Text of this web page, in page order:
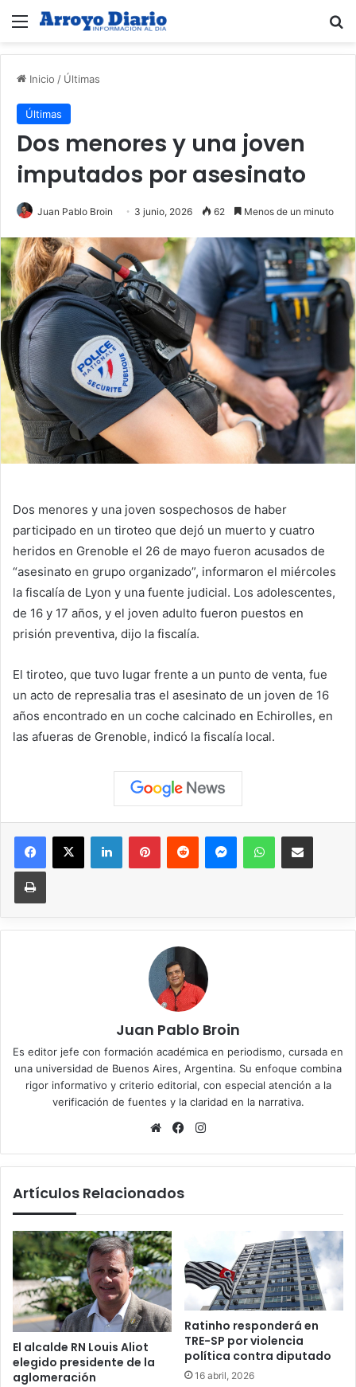
Menú
Inicio / Últimas
Últimas
Dos menores y una joven
imputados por asesinato
Juan Pablo Broin 3 junio, 2026 62 Menos de un minuto
Dos menores y una joven sospechosos de haber
participado en un tiroteo que dejó un muerto y cuatro
heridos en Grenoble el 26 de mayo fueron acusados ​​de
“asesinato en grupo organizado”, informaron el miércoles
la fiscalía de Lyon y una fuente judicial. Los adolescentes,
de 16 y 17 años, y el joven adulto fueron puestos en
prisión preventiva, dijo la fiscalía.
El tiroteo, que tuvo lugar frente a un punto de venta, fue
un acto de represalia tras el asesinato de un joven de 16
años encontrado en un coche calcinado en Echirolles, en
las afueras de Grenoble, indicó la fiscalía local.
Facebook
X LinkedInPinterestReddit MessengerWhatsAppCompartir vía correo
Imprimir
Juan Pablo Broin
Es editor jefe con formación académica en periodismo, cursada en
una universidad de Buenos Aires, Argentina. Su enfoque combina
rigor informativo y criterio editorial, con especial atención a la
verificación de fuentes y la claridad en la narrativa.
Sitio
Facebook
Artículos Relacionados
El alcalde RN Louis Aliot
elegido presidente de la
aglomeración
Ratinho responderá en
TRE-SP por violencia
política contra diputado
16 abril, 2026